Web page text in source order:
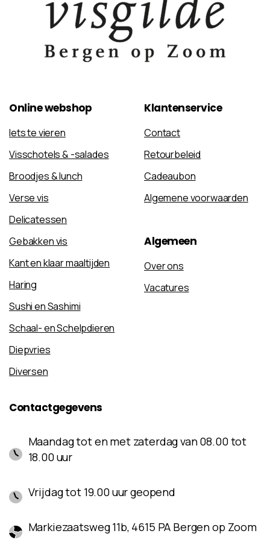
Onlinewebshop
Iets te vieren
Visschotels & -salades
Broodjes & lunch
Verse vis
Delicatessen
Gebakken vis
Kant en klaar maaltijden
Haring
Sushi en Sashimi
Schaal- en Schelpdieren
Diepvries
Diversen
Klantenservice
Contact
Retourbeleid
Cadeaubon
Algemene voorwaarden
Algemeen
Over ons
Vacatures
Contactgegevens
Maandag tot en met zaterdag van 08.00 tot
18.00 uur
Vrijdag tot 19.00 uur geopend
Markiezaatsweg 11b, 4615 PA Bergen op Zoom